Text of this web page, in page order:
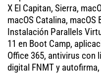
X El Capitan, Sierra,
macOS Catalina, macOS
Instalación Parallels
11 en Boot Camp,
Office 365, antivirus
digital FNMT y